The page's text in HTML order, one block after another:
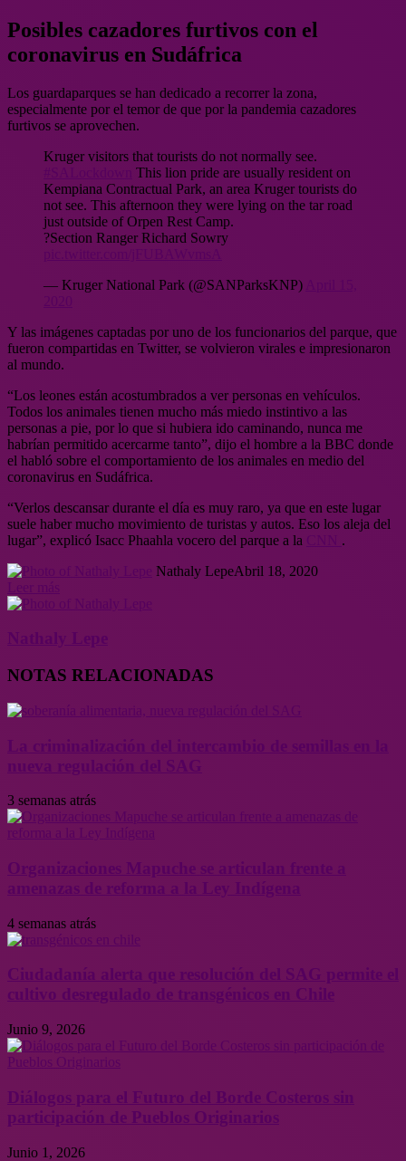
Posibles cazadores furtivos con el
coronavirus en Sudáfrica
Los guardaparques se han dedicado a recorrer la zona,
especialmente por el temor de que por la pandemia cazadores
furtivos se aprovechen.
Kruger visitors that tourists do not normally see.
This lion pride are usually resident on
Kempiana Contractual Park, an area Kruger tourists do
not see. This afternoon they were lying on the tar road
just outside of Orpen Rest Camp.
?Section Ranger Richard Sowry
— Kruger National Park (@SANParksKNP)
Y las imágenes captadas por uno de los funcionarios del parque, que
fueron compartidas en Twitter, se volvieron virales e impresionaron
al mundo.
“Los leones están acostumbrados a ver personas en vehículos.
Todos los animales tienen mucho más miedo instintivo a las
personas a pie, por lo que si hubiera ido caminando, nunca me
habrían permitido acercarme tanto”, dijo el hombre a la BBC donde
el habló sobre el comportamiento de los animales en medio del
coronavirus en Sudáfrica.
“Verlos descansar durante el día es muy raro, ya que en este lugar
suele haber mucho movimiento de turistas y autos. Eso los aleja del
lugar”, explicó Isacc Phaahla vocero del parque a la
.
Nathaly LepeAbril 18, 2020
NOTAS RELACIONADAS
3 semanas atrás
4 semanas atrás
Junio 9, 2026
Diálogos para el Futuro del Borde Costeros sin
participación de Pueblos Originarios
Junio 1, 2026